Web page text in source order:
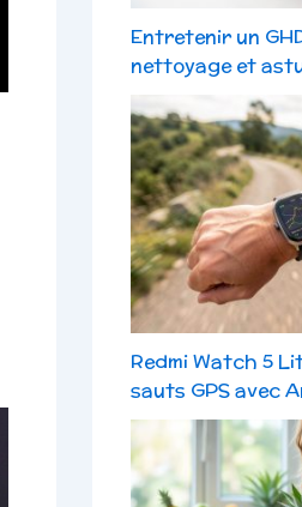
Entretenir un
nettoyage et
Redmi Watch 5
sauts GPS avec